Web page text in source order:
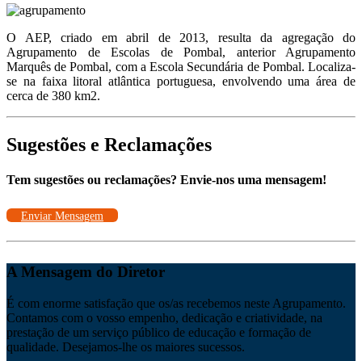
O AEP, criado em abril de 2013, resulta da agregação do
Agrupamento de Escolas de Pombal, anterior Agrupamento
Marquês de Pombal, com a Escola Secundária de Pombal. Localiza-
se na faixa litoral atlântica portuguesa, envolvendo uma área de
cerca de 380 km2.
Sugestões e Reclamações
Tem sugestões ou reclamações? Envie-nos uma mensagem!
Enviar Mensagem
A Mensagem do Diretor
É com enorme satisfação que os/as recebemos neste Agrupamento.
Contamos com o vosso empenho, dedicação e criatividade, na
prestação de um serviço público de educação e formação de
qualidade. Desejamos-lhe os maiores sucessos.